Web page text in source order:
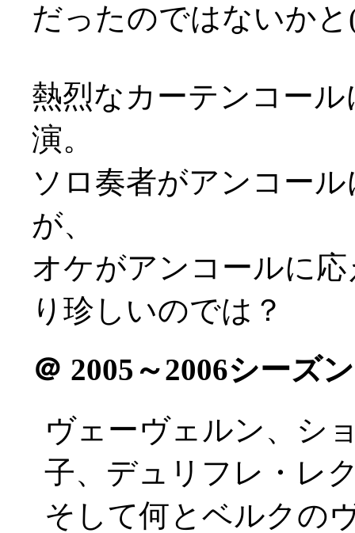
だったのではないかと
熱烈なカーテンコー
演。
ソロ奏者がアンコー
が、
オケがアンコールに
り珍しいのでは？
＠ 2005～2006シーズ
ヴェーヴェルン、シ
子、デュリフレ・レ
そして何とベルクの